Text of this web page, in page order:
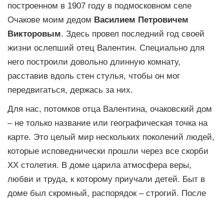
построенном в 1907 году в подмосковном селе
Очакове моим дедом Василием Петровичем
Викторовым. Здесь провел последний год своей
жизни ослепший отец Валентин. Специально для
него построили довольно длинную комнату,
расставив вдоль стен стулья, чтобы он мог
передвигаться, держась за них.
Для нас, потомков отца Валентина, очаковский дом
– не только название или географическая точка на
карте. Это целый мир нескольких поколений людей,
которые исповеднически прошли через все скорби
XX столетия. В доме царила атмосфера веры,
любви и труда, к которому приучали детей. Быт в
доме был скромный, распорядок – строгий. После